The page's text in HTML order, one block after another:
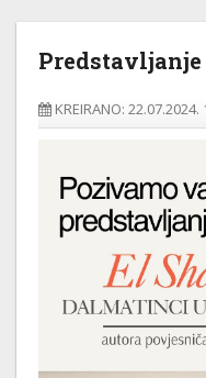
KREIRANO: 22.07.2024.